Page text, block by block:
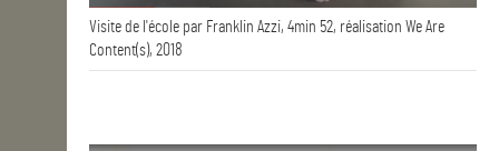
Visite de l'école par Franklin Azzi, 4min 52, réalisation We Are
Content(s), 2018